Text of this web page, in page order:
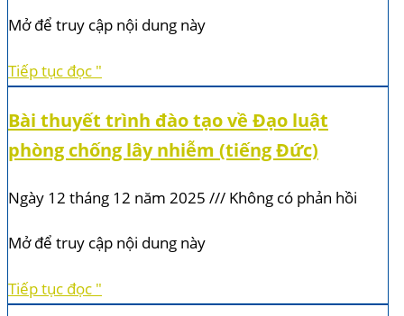
Mở để truy cập nội dung này
Tiếp tục đọc "
Bài thuyết trình đào tạo về Đạo luật
phòng chống lây nhiễm (tiếng Đức)
Ngày 12 tháng 12 năm 2025 Không có phản hồi
Mở để truy cập nội dung này
Tiếp tục đọc "